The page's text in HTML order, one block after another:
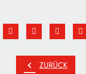
chevron_left ZURÜCK